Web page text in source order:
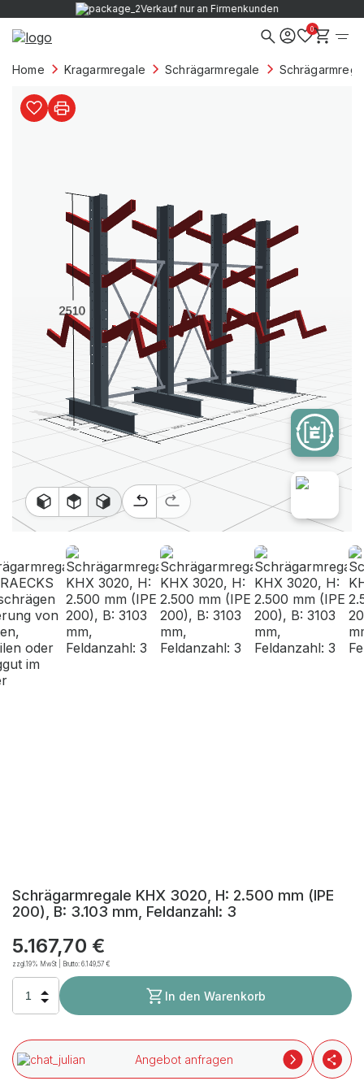
Verkauf nur an Firmenkunden
0
Home Kragarmregale Schrägarmregale
Schrägarmregale KHX 3020, H: 2.500 mm (IPE
200), B: 3.103 mm, Feldanzahl: 3
5.167,70 €
zzgl.19% MwSt | Brutto:6.149,57 €
In den Warenkorb
Angebot anfragen